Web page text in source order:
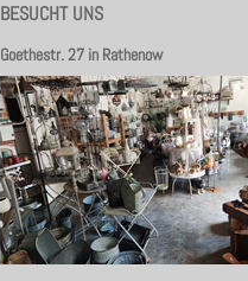
BESUCHT UNS
Goethestr. 27 in Rathenow